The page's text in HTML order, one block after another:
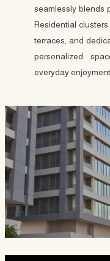
seamlessly blends
Residential
terraces, and
personalized
everyday